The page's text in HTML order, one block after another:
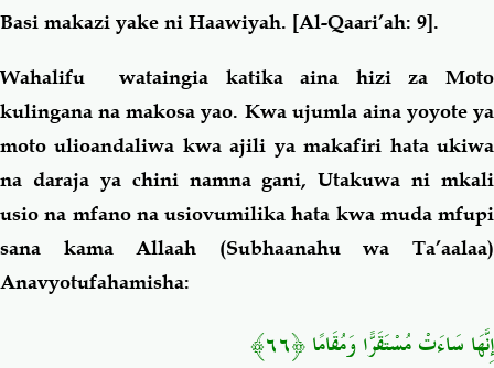
Basi makazi yake ni Haawiyah. [Al-Qaari’ah: 9].
Wahalifu wataingia katika aina hizi za Moto
kulingana na makosa yao. Kwa ujumla aina yoyote ya
moto ulioandaliwa kwa ajili ya makafiri hata ukiwa
na daraja ya chini namna gani, Utakuwa ni mkali
usio na mfano na usiovumilika hata kwa muda mfupi
sana kama Allaah (Subhaanahu wa Ta’aalaa)
Anavyotufahamisha:
إِنَّهَا سَاءَتْ مُسْتَقَرًّا وَمُقَامًا ﴿٦٦﴾